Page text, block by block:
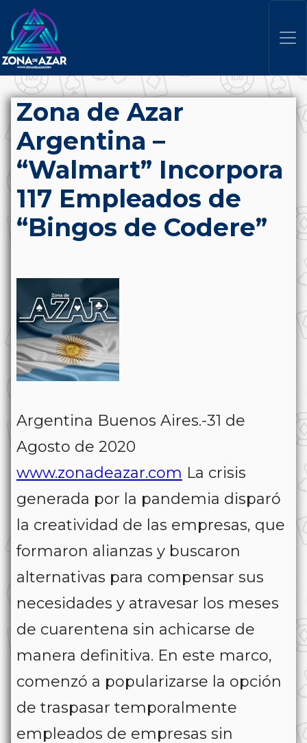
Zona de Azar
Argentina –
“Walmart” Incorpora
117 Empleados de
“Bingos de Codere”
Argentina Buenos Aires.-31 de
Agosto de 2020
www.zonadeazar.com La crisis
generada por la pandemia disparó
la creatividad de las empresas, que
formaron alianzas y buscaron
alternativas para compensar sus
necesidades y atravesar los meses
de cuarentena sin achicarse de
manera definitiva. En este marco,
comenzó a popularizarse la opción
de traspasar temporalmente
empleados de empresas sin